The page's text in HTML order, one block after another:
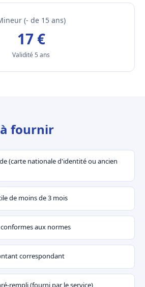
(- de 15 ans)
17 €
Validité 5 ans
fournir
(carte nationale d'identité ou ancien
de moins de 3 mois
aux normes
correspondant
rempli (fourni par le service)